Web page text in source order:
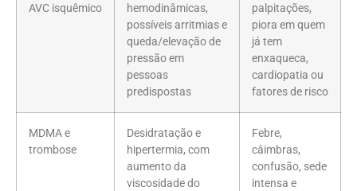
AVC isquêmico
hemodinâmicas,
possíveis arritmias e
queda/elevação de
pressão em
pessoas
predispostas
palpitações,
piora em quem
já tem
enxaqueca,
cardiopatia ou
fatores de risco
MDMA e
trombose
Desidratação e
hipertermia, com
aumento da
viscosidade do
Febre,
câimbras,
confusão, sede
intensa e